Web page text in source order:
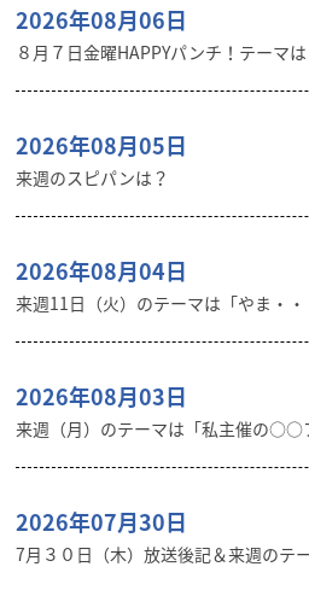
2026年08月06日
８月７日金曜HAPPYパンチ！テーマは
2026年08月05日
来週のスピパンは？
2026年08月04日
来週11日（火）のテーマは「やま・・
2026年08月03日
来週（月）のテーマは「私主催の○○
2026年07月30日
7月３０日（木）放送後記＆来週のテ